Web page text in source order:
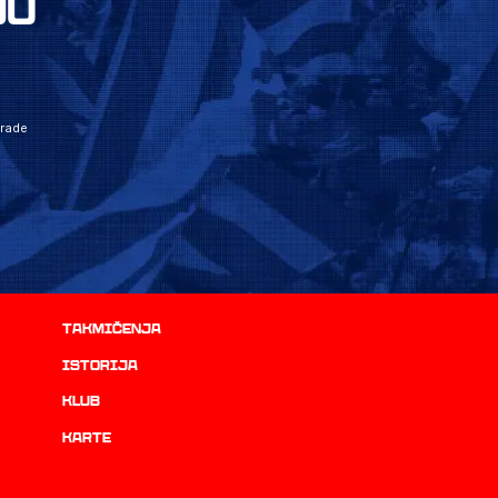
Takmičenja
istorija
Klub
Karte